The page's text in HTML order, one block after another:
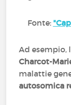
Fonte:
Ad esempio,
Charcot-
malattie
autosomica